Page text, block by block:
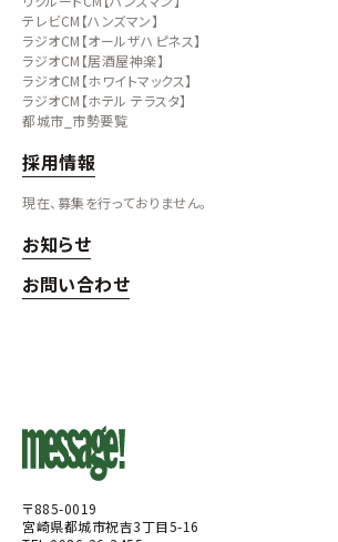
テレビCM【ハンズマン】
ラジオCM【オールザハピネス】
ラジオCM【居酒屋神楽】
ラジオCM【ホワイトマックス】
ラジオCM【ホテル テラスタ】
都城市_市勢要覧
採用情報
現在、募集を行っておりません。
お知らせ
お問い合わせ
〒885-0019
宮崎県都城市祝吉3丁目5-16